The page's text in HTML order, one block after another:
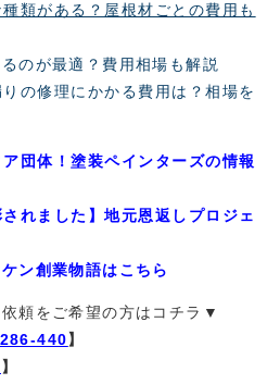
類がある？屋根材ごとの費用も
のが最適？費用相場も解説
の修理にかかる費用は？相場を
団体！塗装ペインターズの情報
されました】地元恩返しプロジェ
ン創業物語はこちら
頼をご希望の方はコチラ▼
440】
】